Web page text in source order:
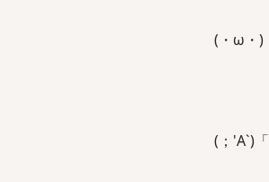
(・ω・)
シャ
(；'A`)「